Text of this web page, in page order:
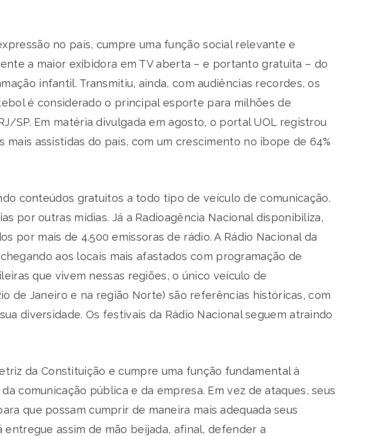
no país, cumpre uma função social relevante e
a maior exibidora em TV aberta – e portanto gratuita – do
infantil. Transmitiu, ainda, com audiências recordes, os
é considerado o principal esporte para milhões de
SP. Em matéria divulgada em agosto, o portal UOL registrou
assistidas do país, com um crescimento no ibope de 64%
conteúdos gratuitos a todo tipo de veículo de comunicação.
por outras mídias. Já a Radioagência Nacional disponibiliza,
por mais de 4.500 emissoras de rádio. A Rádio Nacional da
aos locais mais afastados com programação de
que vivem nessas regiões, o único veículo de
de Janeiro e na região Norte) são referências históricas, com
diversidade. Os festivais da Rádio Nacional seguem atraindo
da Constituição e cumpre uma função fundamental à
comunicação pública e da empresa. Em vez de ataques, seus
que possam cumprir de maneira mais adequada seus
assim de mão beijada, afinal, defender a